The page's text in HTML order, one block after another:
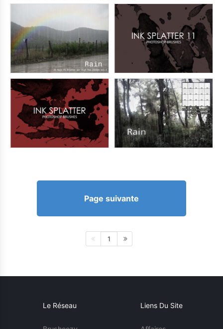
Page suivante
1
Le Réseau Liens Du Site